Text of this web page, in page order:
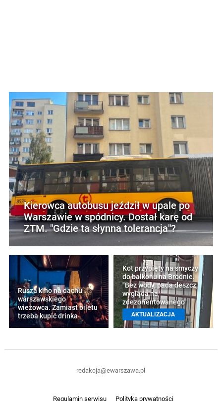
Kierowca autobusu jeździł w upale po
Warszawie w spódnicy. Dostał karę od
ZTM. "Gdzie ta słynna tolerancja"?
Rusza kino na dachu
warszawskiego
wieżowca. Zamiast biletu
trzeba kupić drinka
Kot przypięty na smyczy
do balkonu na Bródnie.
"Bez wody, pada deszcz,
wygląda na
zdezorientowanego"
AKTUALIZACJA
Regulamin serwisu Polityka prywatności
redakcja@ewarszawa.pl